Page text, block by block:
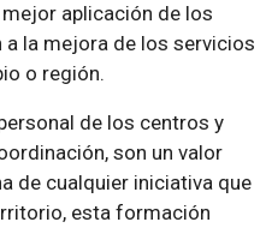
aplicación de los
la mejora de los servicios
o región.
de los centros y
son un valor
de cualquier iniciativa que
esta formación